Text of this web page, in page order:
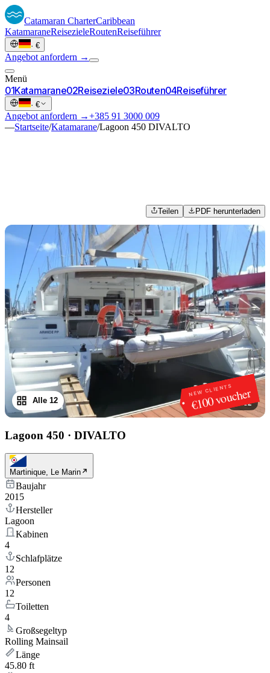
Catamaran CharterCaribbean
KatamaraneReisezieleRoutenReiseführer
· €
Angebot anfordern →
Menü
01Katamarane02Reiseziele03Routen04Reiseführer
· €
Angebot anfordern →+385 91 3000 009
—Startseite/Katamarane/Lagoon 450 DIVALTO
Teilen PDF herunterladen
NEW CLIENTS
€100 voucher
1/12
Alle 12
Lagoon 450 · DIVALTO
Martinique, Le Marin
Baujahr
2015
Hersteller
Lagoon
Kabinen
4
Schlafplätze
12
Personen
12
Toiletten
4
Großsegeltyp
Rolling Mainsail
Länge
45.80 ft